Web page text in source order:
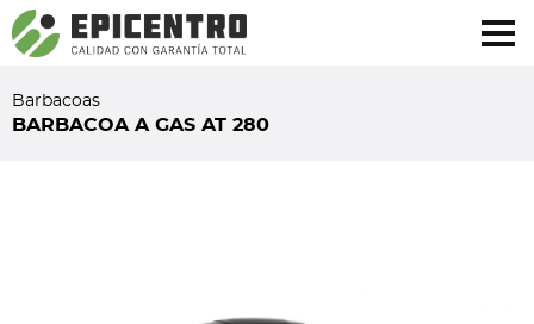
¿Olvidó su contraseña?Regístrese aquí
Barbacoas
BARBACOA A GAS AT 280